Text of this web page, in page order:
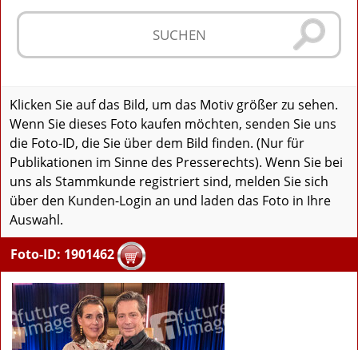
Klicken Sie auf das Bild, um das Motiv größer zu sehen.
Wenn Sie dieses Foto kaufen möchten, senden Sie uns
die Foto-ID, die Sie über dem Bild finden. (Nur für
Publikationen im Sinne des Presserechts). Wenn Sie bei
uns als Stammkunde registriert sind, melden Sie sich
über den Kunden-Login an und laden das Foto in Ihre
Auswahl.
Foto-ID: 1901462